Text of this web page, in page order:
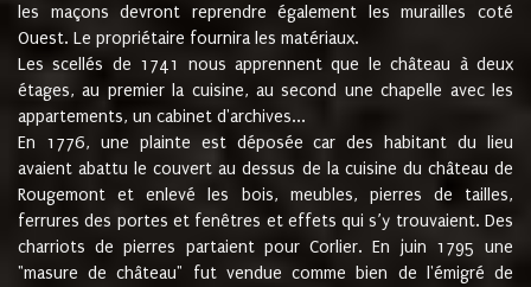
les maçons devront reprendre également les murailles coté
Ouest. Le propriétaire fournira les matériaux.
Les scellés de 1741 nous apprennent que le château à deux
étages, au premier la cuisine, au second une chapelle avec les
appartements, un cabinet d'archives...
En 1776, une plainte est déposée car des habitant du lieu
avaient abattu le couvert au dessus de la cuisine du château de
Rougemont et enlevé les bois, meubles, pierres de tailles,
ferrures des portes et fenêtres et effets qui s’y trouvaient. Des
charriots de pierres partaient pour Corlier. En juin 1795 une
"masure de château" fut vendue comme bien de l'émigré de